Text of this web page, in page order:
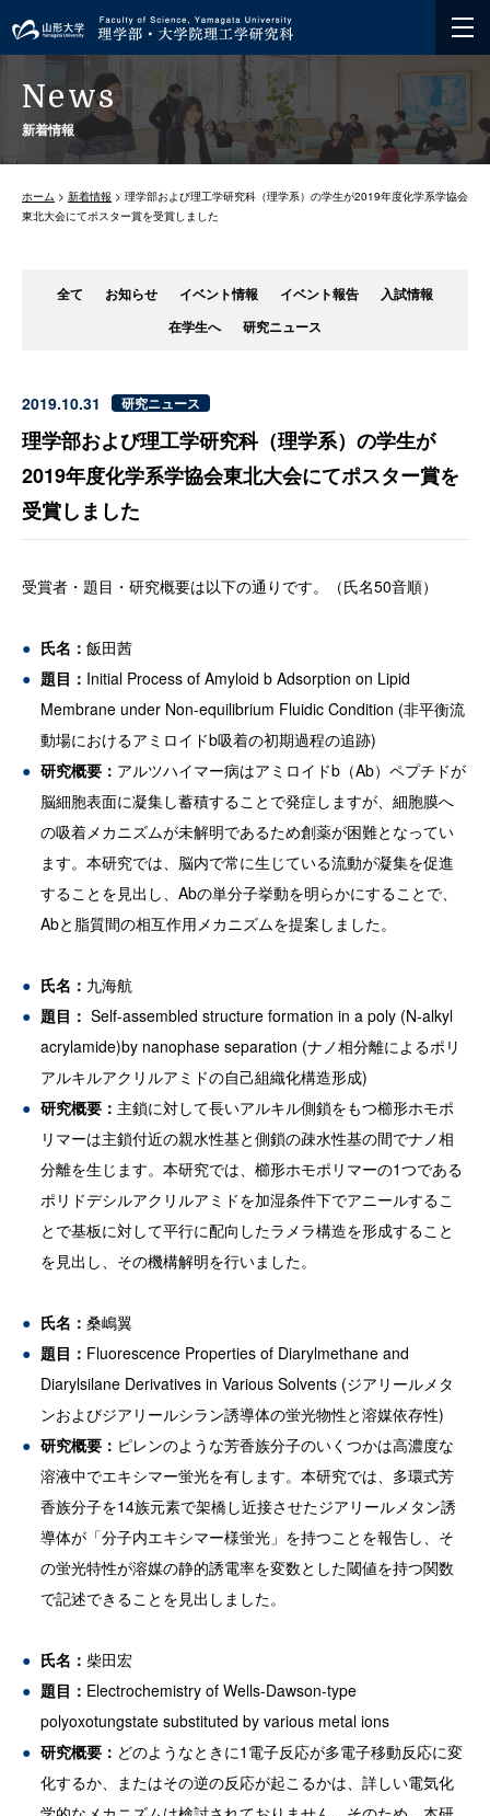
News
新着情報
ホーム > 新着情報 > 理学部および理工学研究科（理学系）の学生が2019年度化学系学協会
東北大会にてポスター賞を受賞しました
全て お知らせ イベント情報 イベント報告
入試情報
在学生へ
研究ニュース
2019.10.31 研究ニュース
理学部および理工学研究科（理学系）の学生が
2019年度化学系学協会東北大会にてポスター賞を
受賞しました
受賞者・題目・研究概要は以下の通りです。（氏名50音順）
氏名： 飯田茜
題目： Initial Process of Amyloid b Adsorption on Lipid
Membrane under Non-equilibrium Fluidic Condition (非平衡流
動場におけるアミロイドb吸着の初期過程の追跡)
研究概要： アルツハイマー病はアミロイドb（Ab）ペプチドが
脳細胞表面に凝集し蓄積することで発症しますが、細胞膜へ
の吸着メカニズムが未解明であるため創薬が困難となってい
ます。本研究では、脳内で常に生じている流動が凝集を促進
することを見出し、Abの単分子挙動を明らかにすることで、
Abと脂質間の相互作用メカニズムを提案しました。
氏名： 九海航
題目： Self-assembled structure formation in a poly (N-alkyl
acrylamide)by nanophase separation (ナノ相分離によるポリ
アルキルアクリルアミドの自己組織化構造形成)
研究概要： 主鎖に対して長いアルキル側鎖をもつ櫛形ホモポ
リマーは主鎖付近の親水性基と側鎖の疎水性基の間でナノ相
分離を生じます。本研究では、櫛形ホモポリマーの1つである
ポリドデシルアクリルアミドを加湿条件下でアニールするこ
とで基板に対して平行に配向したラメラ構造を形成すること
を見出し、その機構解明を行いました。
氏名： 桑嶋翼
題目： Fluorescence Properties of Diarylmethane and
Diarylsilane Derivatives in Various Solvents (ジアリールメタ
ンおよびジアリールシラン誘導体の蛍光物性と溶媒依存性)
研究概要： ピレンのような芳香族分子のいくつかは高濃度な
溶液中でエキシマー蛍光を有します。本研究では、多環式芳
香族分子を14族元素で架橋し近接させたジアリールメタン誘
導体が「分子内エキシマー様蛍光」を持つことを報告し、そ
の蛍光特性が溶媒の静的誘電率を変数とした閾値を持つ関数
で記述できることを見出しました。
氏名： 柴田宏
題目： Electrochemistry of Wells-Dawson-type
polyoxotungstate substituted by various metal ions
研究概要： どのようなときに1電子反応が多電子移動反応に変
化するか、またはその逆の反応が起こるかは、詳しい電気化